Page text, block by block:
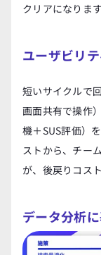
クリアになります
ユーザビリ
短いサイクルで
画面共有で操作
機＋SUS評価）
ストから、チー
が、後戻りコス
データ分析